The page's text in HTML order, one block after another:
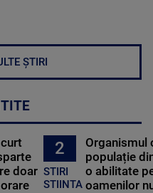
ȘTIRI
doar
2
STIRI
STIINTA
Organismul
populație
o abilitate
oamenilor